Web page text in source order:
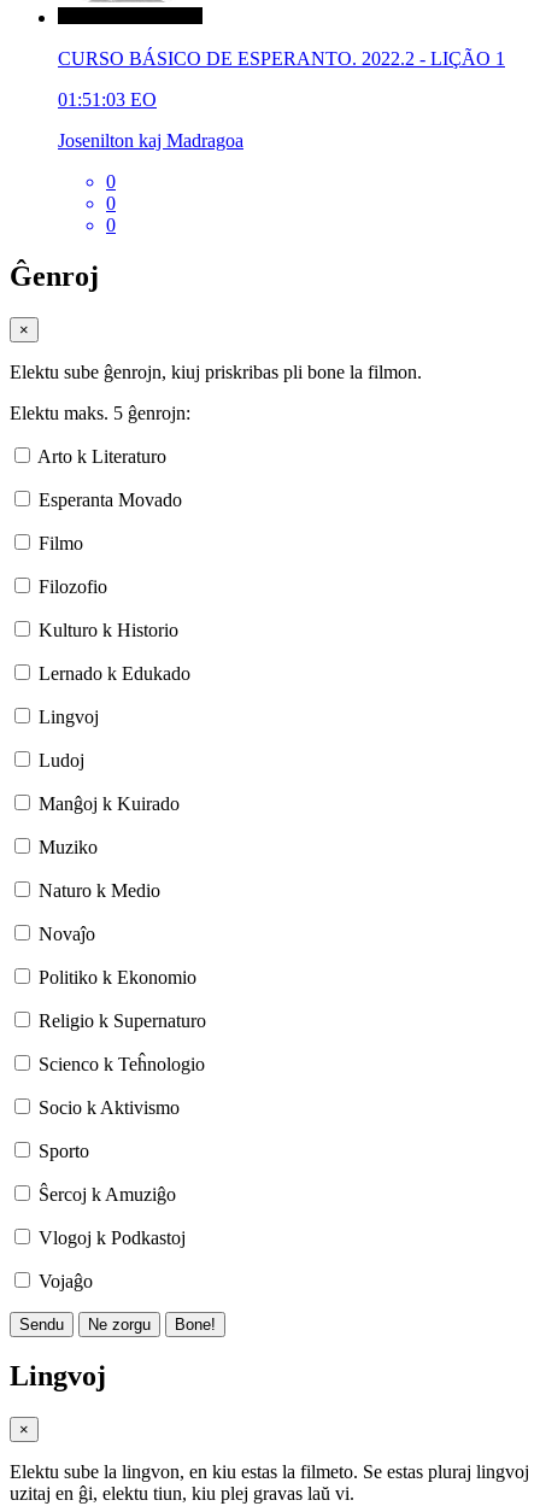
CURSO BÁSICO DE ESPERANTO. 2022.2 - LIÇÃO 1
01:51:03 EO
Josenilton kaj Madragoa
0
0
0
Ĝenroj
×
Elektu sube ĝenrojn, kiuj priskribas pli bone la filmon.
Elektu maks. 5 ĝenrojn:
Arto k Literaturo
Esperanta Movado
Filmo
Filozofio
Kulturo k Historio
Lernado k Edukado
Lingvoj
Ludoj
Manĝoj k Kuirado
Muziko
Naturo k Medio
Novaĵo
Politiko k Ekonomio
Religio k Supernaturo
Scienco k Teĥnologio
Socio k Aktivismo
Sporto
Ŝercoj k Amuziĝo
Vlogoj k Podkastoj
Vojaĝo
Sendu Ne zorgu Bone!
Lingvoj
×
Elektu sube la lingvon, en kiu estas la filmeto. Se estas pluraj lingvoj
uzitaj en ĝi, elektu tiun, kiu plej gravas laŭ vi.